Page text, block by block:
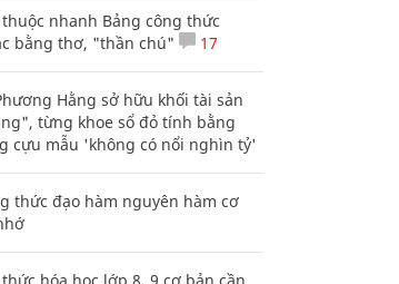
thuộc nhanh Bảng công thức
bằng thơ, "thần chú"
17
Hằng sở hữu khối tài sản
từng khoe sổ đỏ tính bằng
cựu mẫu 'không có nổi nghìn tỷ'
thức đạo hàm nguyên hàm cơ